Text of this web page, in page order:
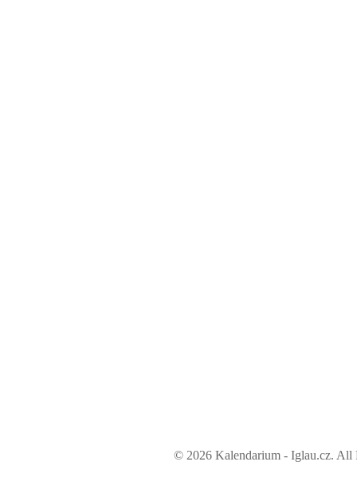
© 2026 Kalendarium - Iglau.cz. All